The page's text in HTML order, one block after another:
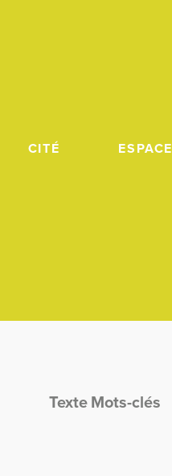
CITÉ ESPACE
Texte Mots-clés